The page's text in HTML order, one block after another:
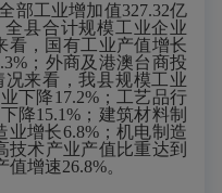
部工业增加值327.32亿
全县合计规模工业企业
看，国有工业产值增长
%；外商及港澳台商投
况来看，我县规模工业
下降17.2%；工艺品行
下降15.1%；建筑材料制
业增长6.8%；机电制造
技术产业产值比重达到
值增速26.8%。